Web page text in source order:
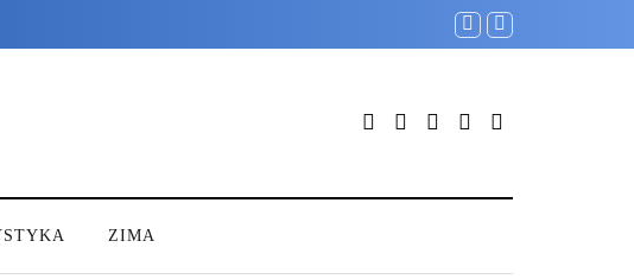
ZIMA